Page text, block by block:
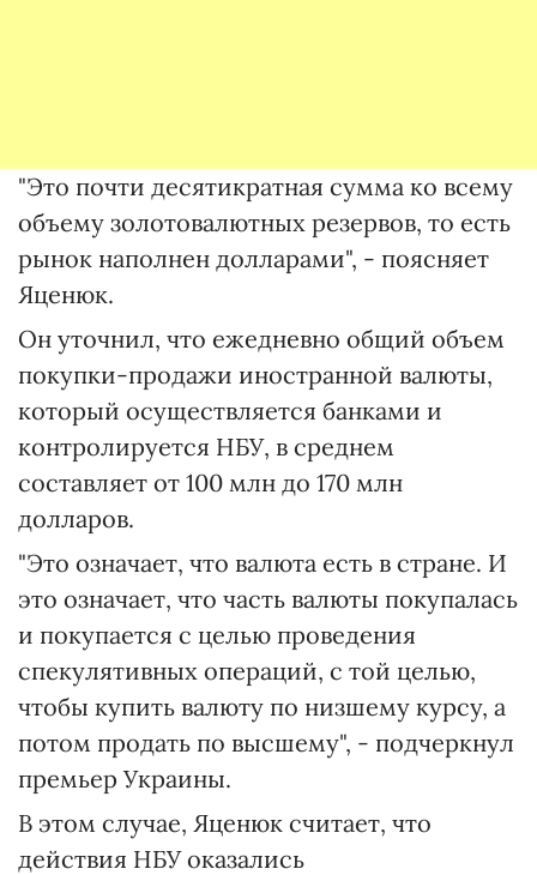
"Это почти десятикратная сумма ко всему
объему золотовалютных резервов, то есть
рынок наполнен долларами", - поясняет
Яценюк.
Он уточнил, что ежедневно общий объем
покупки-продажи иностранной валюты,
который осуществляется банками и
контролируется НБУ, в среднем
составляет от 100 млн до 170 млн
долларов.
"Это означает, что валюта есть в стране. И
это означает, что часть валюты покупалась
и покупается с целью проведения
спекулятивных операций, с той целью,
чтобы купить валюту по низшему курсу, а
потом продать по высшему", - подчеркнул
премьер Украины.
В этом случае, Яценюк считает, что
действия НБУ оказались